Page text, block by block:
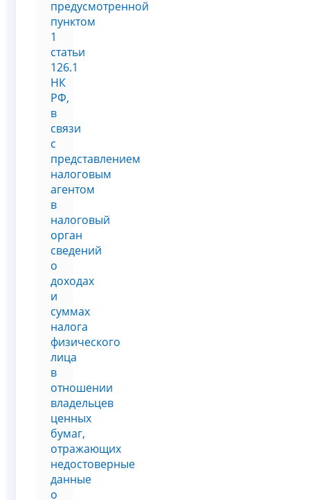
предусмотренной
пунктом
1
статьи
126.1
НК
РФ,
в
связи
с
представлением
налоговым
агентом
в
налоговый
орган
сведений
о
доходах
и
суммах
налога
физического
лица
в
отношении
владельцев
ценных
бумаг,
отражающих
недостоверные
данные
о